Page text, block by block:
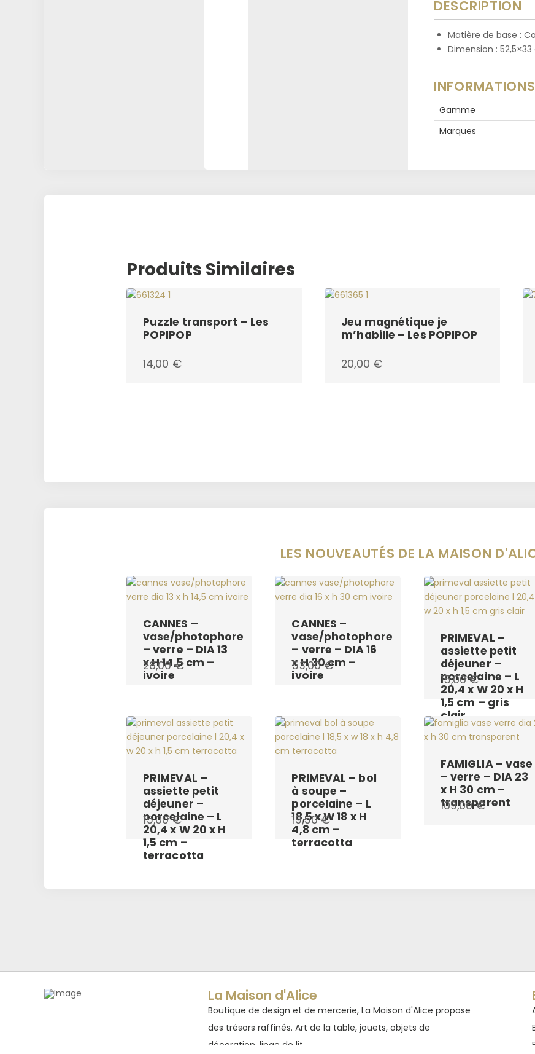
DESCRIPTION
Matière de base :
Dimension :
INFORMATIONS
Gamme
Marques
Produits Similaires
Puzzle transport – Les
POPIPOP
14,00 €
Jeu magnétique je
m’habille – Les POPIPOP
20,00 €
LES NOUVEAUTÉS DE LA MAISON
CANNES –
vase/photophore
– verre – DIA 13
x H 14,5 cm –
ivoire
28,00€
CANNES –
vase/photophore
– verre – DIA 16
x H 30 cm –
ivoire
53,00€
PRIMEVAL –
assiette petit
déjeuner –
porcelaine – L
20,4 x W 20 x H
1,5 cm – gris
clair
15,00€
PRIMEVAL –
assiette petit
déjeuner –
porcelaine – L
20,4 x W 20 x H
1,5 cm –
terracotta
15,00€
PRIMEVAL – bol
à soupe –
porcelaine – L
18,5 x W 18 x H
4,8 cm –
terracotta
19,50€
FAMIGLIA – vase
– verre – DIA 23
x H 30 cm –
transparent
109,00€
La Maison d'Alice
Boutique de design et de mercerie, La Maison d'Alice propose
des trésors raffinés. Art de la table, jouets, objets de
décoration, linge de lit...